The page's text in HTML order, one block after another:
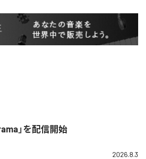
」を配信開始
2026.8.3